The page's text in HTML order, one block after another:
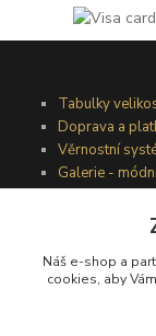
Tabulky
Doprava a
Věrnostní
Galerie -
Obchodní
Náš e-shop a
cookies, aby